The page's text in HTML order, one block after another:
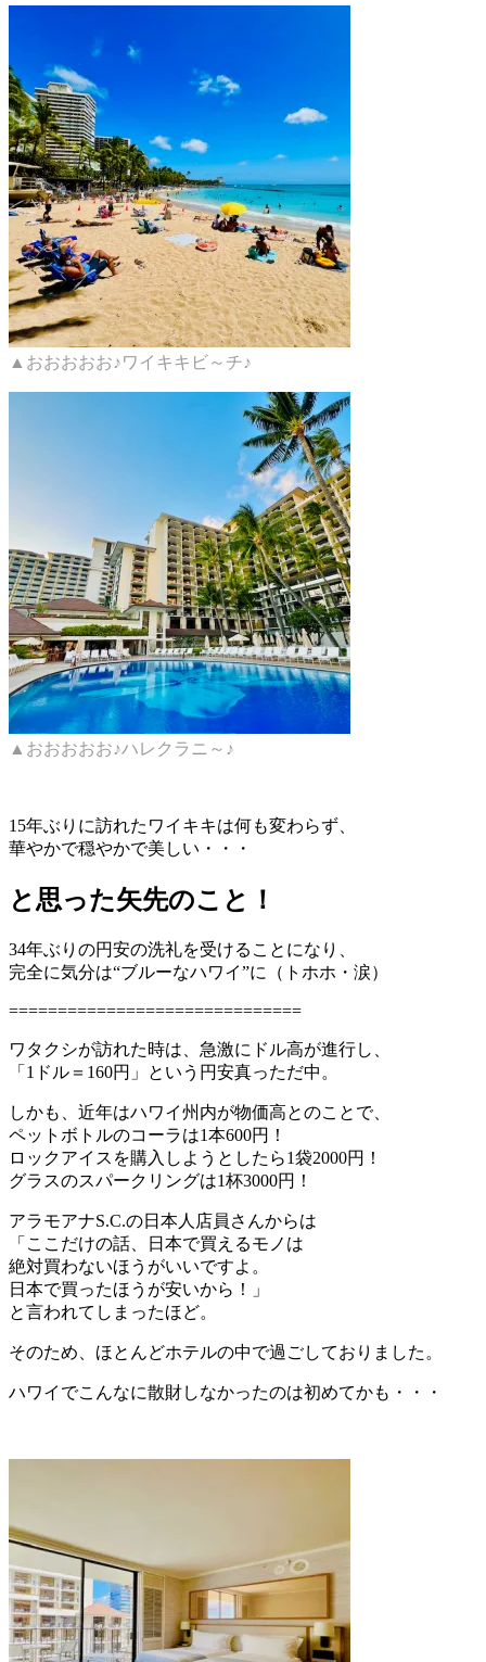
▲おおおおお♪ワイキキビ～チ♪
▲おおおおお♪ハレクラニ～♪
15年ぶりに訪れたワイキキは何も変わらず、
華やかで穏やかで美しい・・・
と思った矢先のこと！
34年ぶりの円安の洗礼を受けることになり、
完全に気分は“ブルーなハワイ”に（トホホ・涙）
==============================
ワタクシが訪れた時は、急激にドル高が進行し、
「1ドル＝160円」という円安真っただ中。
しかも、近年はハワイ州内が物価高とのことで、
ペットボトルのコーラは1本600円！
ロックアイスを購入しようとしたら1袋2000円！
グラスのスパークリングは1杯3000円！
アラモアナS.C.の日本人店員さんからは
「ここだけの話、日本で買えるモノは
絶対買わないほうがいいですよ。
日本で買ったほうが安いから！」
と言われてしまったほど。
そのため、ほとんどホテルの中で過ごしておりました。
ハワイでこんなに散財しなかったのは初めてかも・・・